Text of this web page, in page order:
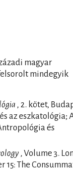
magyar
mindegyik
, 2. kötet,
az eszkatológia;
és
, Volume 3.
15: The